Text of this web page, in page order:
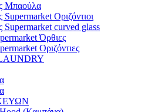
Μπαούλα
Οριζόντιοι
Supermarket curved glass
Όρθιες
Οριζόντιες